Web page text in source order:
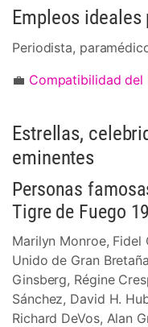
Empleos
Periodista,
💼 Compatibilidad del
Estrellas,
eminentes
Personas
Tigre de Fuego
Marilyn Monroe, Fidel
Unido de Gran
Ginsberg, Régine
Sánchez, David H.
Richard DeVos, Alan